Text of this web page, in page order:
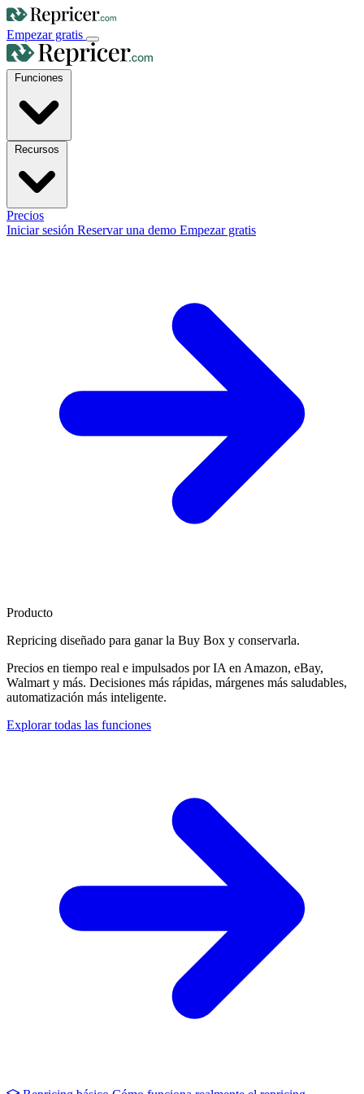
Empezar gratis
Precios
Iniciar sesión Reservar una demo Empezar gratis
Producto
Repricing diseñado para ganar la Buy Box y conservarla.
Precios en tiempo real e impulsados por IA en Amazon, eBay,
Walmart y más. Decisiones más rápidas, márgenes más saludables,
automatización más inteligente.
Explorar todas las funciones